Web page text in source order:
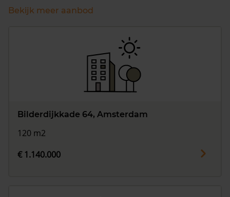
Bekijk meer aanbod
Bilderdijkkade 64, Amsterdam
120 m2
€ 1.140.000